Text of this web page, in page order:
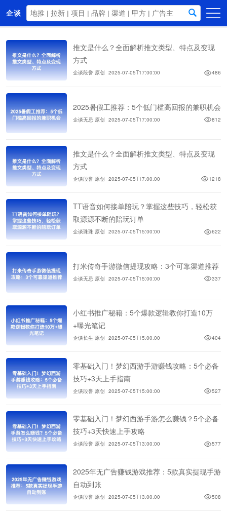
企谈
商务资源
资讯动态
关于我们
推文是什么？全面解析推文类型、特点及变现
方式
企谈段誉 原创 2025-07-05T17:00:00 486
2025暑假工推荐：5个低门槛高回报的兼职机会
企谈无忌 原创 2025-07-05T17:00:00 812
推文是什么？全面解析推文类型、特点及变现
方式
企谈段誉 原创 2025-07-05T17:00:00 1218
TT语音如何接单陪玩？掌握这些技巧，轻松获
取源源不断的陪玩订单
企谈珠珠 原创 2025-07-05T15:00:00 622
打米传奇手游微信提现攻略：3个可靠渠道推荐
企谈无忌 原创 2025-07-05T15:00:00 337
小红书推广秘籍：5个爆款逻辑教你打造10万
+曝光笔记
企谈长生 原创 2025-07-05T15:00:00 404
零基础入门！梦幻西游手游赚钱攻略：5个必备
技巧+3天上手指南
企谈段誉 原创 2025-07-05T15:00:00 527
零基础入门！梦幻西游手游怎么赚钱？5个必备
技巧+3天快速上手攻略
企谈段誉 原创 2025-07-05T13:00:00 577
2025年无广告赚钱游戏推荐：5款真实提现手游
自动到账
企谈段誉 原创 2025-07-05T13:00:00 508